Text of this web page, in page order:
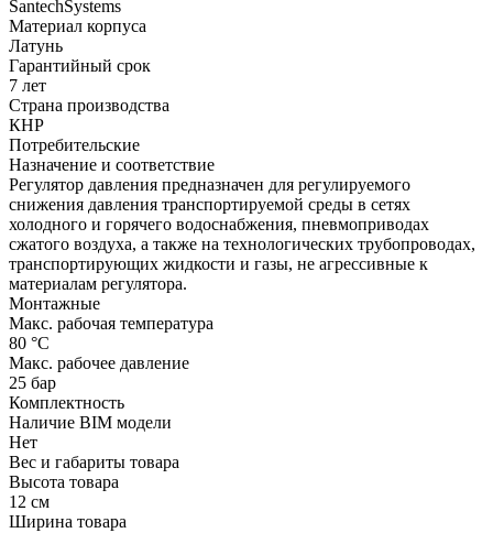
SantechSystems
Материал корпуса
Латунь
Гарантийный срок
7 лет
Страна производства
КНР
Потребительские
Назначение и соответствие
Регулятор давления предназначен для регулируемого
снижения давления транспортируемой среды в сетях
холодного и горячего водоснабжения, пневмоприводах
сжатого воздуха, а также на технологических трубопроводах,
транспортирующих жидкости и газы, не агрессивные к
материалам регулятора.
Монтажные
Макс. рабочая температура
80 °С
Макс. рабочее давление
25 бар
Комплектность
Наличие BIM модели
Нет
Вес и габариты товара
Высота товара
12 см
Ширина товара